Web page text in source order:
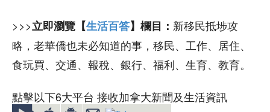
>>>立即瀏覽【生活百答】欄目： 新移民抵埗攻
略，老華僑也未必知道的事，移民、工作、居住、
食玩買、交通、報稅、銀行、福利、生育、教育。
點擊以下6大平台 接收加拿大新聞及生活資訊